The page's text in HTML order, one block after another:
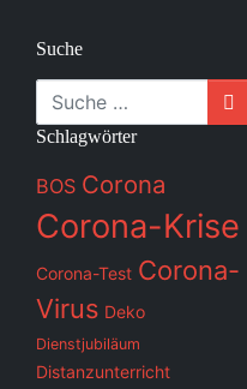
Suche
Suche
Schlagwörter
BOS Corona
Corona-Krise
Corona-Test Corona-
Virus Deko
Dienstjubiläum
Distanzunterricht